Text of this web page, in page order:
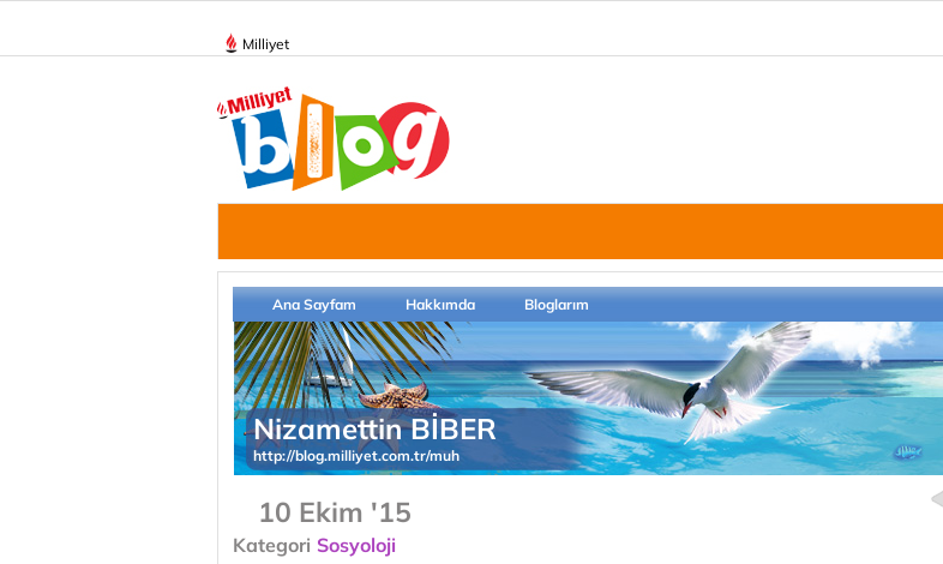
Milliyet
Ana Sayfam Hakkımda Bloglarım
Nizamettin BİBER
http://blog.milliyet.com.tr/muh
10 Ekim '15
Kategori Sosyoloji